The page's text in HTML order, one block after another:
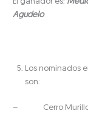
Agudelo
Los nominados
son:
– Cerro